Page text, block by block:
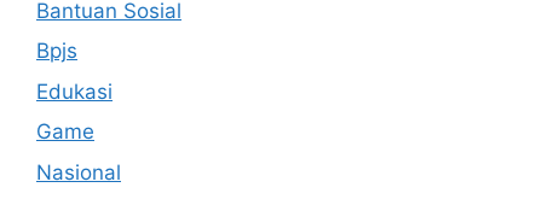
Bantuan Sosial
Bpjs
Edukasi
Game
Nasional